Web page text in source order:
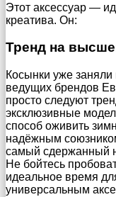
Этот аксессуар —
креатива. Он:
Тренд на
Косынки уже заняли
ведущих брендов
просто следуют
эксклюзивные
способ оживить
надёжным
самый сдержанный
Не бойтесь
идеальное время
универсальным